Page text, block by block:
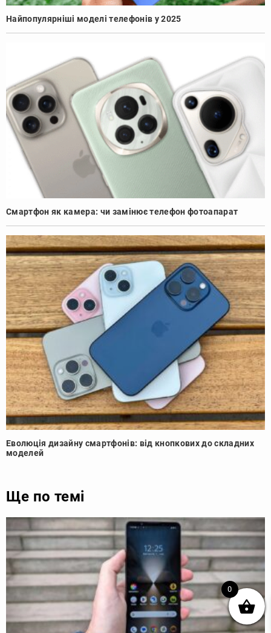
Найпопулярніші моделі телефонів у 2025
Смартфон як камера: чи замінює телефон фотоапарат
Еволюція дизайну смартфонів: від кнопкових до складних
моделей
Ще по темі
0